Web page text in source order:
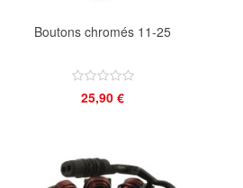
Boutons chromés 11-25
25,90 €